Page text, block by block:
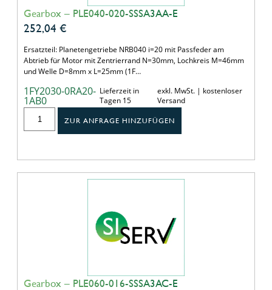
Gearbox – PLE040-020-SSSA3AA-E
252,04 €
Ersatzteil: Planetengetriebe NRB040 i=20 mit Passfeder am
Abtrieb für Motor mit Zentrierrand N=30mm, Lochkreis M=46mm
und Welle D=8mm x L=25mm (1F…
1FY2030-0RA20-
1AB0
Lieferzeit in
Tagen 15
exkl. MwSt. | kostenloser
Versand
ZUR ANFRAGE HINZUFÜGEN
Gearbox – PLE060-016-SSSA3AC-E